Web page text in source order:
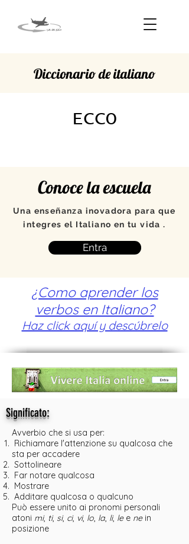
Diccionario de italiano
ECCO
Conoce la escuela
Una enseñanza inovadora para que
integres el Italiano en tu vida .
Entra
¿Como aprender los
verbos en Italiano?
Haz click aquí y descúbrelo
Significato:
Avverbio che si usa per:
Richiamare l'attenzione su qualcosa che
sta per accadere
Sottolineare
Far notare qualcosa
Mostrare
Additare qualcosa o qualcuno
Può essere unito ai pronomi personali
atoni mi, ti, si, ci, vi, lo, la, li, lee nein
posizione